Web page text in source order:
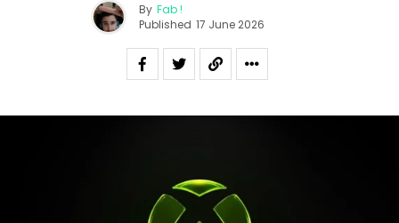
By Fab !
Published 17 June 2026